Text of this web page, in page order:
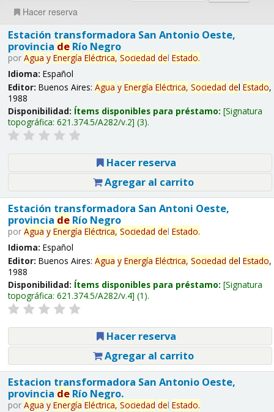
Hacer reserva
Estación transformadora San Antonio Oeste,
provincia deRío Negro
por Agua y Energía Eléctrica, Sociedad del Estado.
Idioma: Español
Editor: Buenos Aires: Agua y Energía Eléctrica, Sociedad del Estado,
1988
Disponibilidad: Ítems disponibles para préstamo: Signatura
topográfica: 621.374.5/A282/v.2 (3).
Hacer reserva
Agregar al carrito
Estación transformadora San Antoni Oeste,
provincia deRío Negro
por Agua y Energía Eléctrica, Sociedad del Estado.
Idioma: Español
Editor: Buenos Aires: Agua y Energía Eléctrica, Sociedad del Estado,
1988
Disponibilidad: Ítems disponibles para préstamo: Signatura
topográfica: 621.374.5/A282/v.4 (1).
Hacer reserva
Agregar al carrito
Estacion transformadora San Antonio Oeste,
provincia deRío Negro.
por Agua y Energía Eléctrica, Sociedad del Estado.